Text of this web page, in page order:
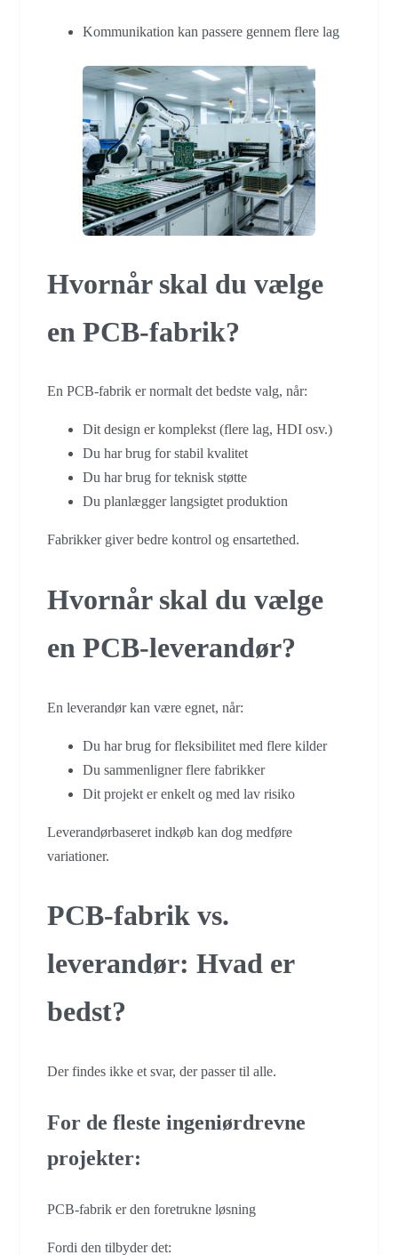
Kommunikation kan passere gennem flere lag
Hvornår skal du vælge
en PCB-fabrik?
En PCB-fabrik er normalt det bedste valg, når:
Dit design er komplekst (flere lag, HDI osv.)
Du har brug for stabil kvalitet
Du har brug for teknisk støtte
Du planlægger langsigtet produktion
Fabrikker giver bedre kontrol og ensartethed.
Hvornår skal du vælge
en PCB-leverandør?
En leverandør kan være egnet, når:
Du har brug for fleksibilitet med flere kilder
Du sammenligner flere fabrikker
Dit projekt er enkelt og med lav risiko
Leverandørbaseret indkøb kan dog medføre
variationer.
PCB-fabrik vs.
leverandør: Hvad er
bedst?
Der findes ikke et svar, der passer til alle.
For de fleste ingeniørdrevne
projekter:
PCB-fabrik er den foretrukne løsning
Fordi den tilbyder det: